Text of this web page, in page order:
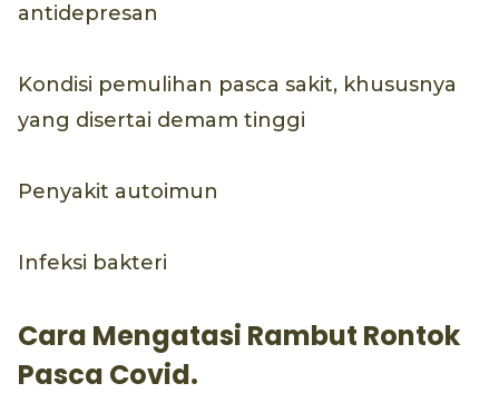
antidepresan
Kondisi pemulihan pasca sakit, khususnya
yang disertai demam tinggi
Penyakit autoimun
Infeksi bakteri
Cara Mengatasi Rambut Rontok
Pasca Covid.